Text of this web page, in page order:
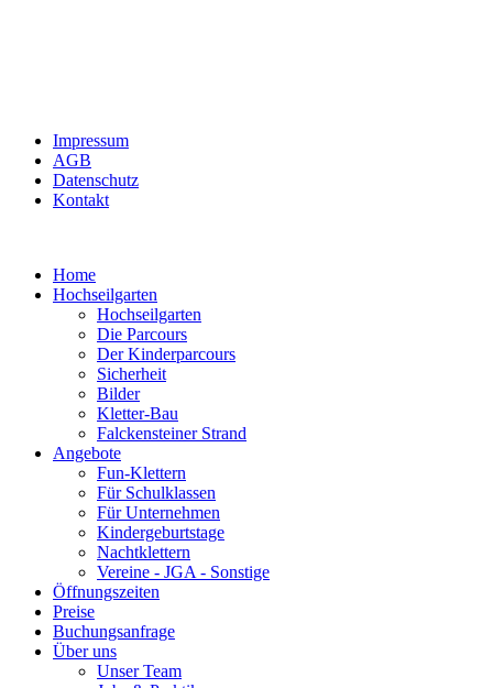
Impressum
AGB
Datenschutz
Kontakt
Home
Hochseilgarten
Hochseilgarten
Die Parcours
Der Kinderparcours
Sicherheit
Bilder
Kletter-Bau
Falckensteiner Strand
Angebote
Fun-Klettern
Für Schulklassen
Für Unternehmen
Kindergeburtstage
Nachtklettern
Vereine - JGA - Sonstige
Öffnungszeiten
Preise
Buchungsanfrage
Über uns
Unser Team